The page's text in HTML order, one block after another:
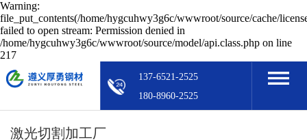
Warning:
file_put_contents(/home/hygcuhwy3g6c/wwwroot/source/cache/
failed to open stream: Permission denied in
/home/hygcuhwy3g6c/wwwroot/source/model/api.class.php on line
217
137-6521-2525
180-8960-2525
激光切割加工厂